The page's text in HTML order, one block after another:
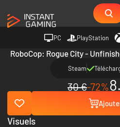
PC PlayStation
RoboCop: Rogue City -
Steam
30 €-72%
Visuels